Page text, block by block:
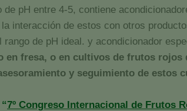
pH entre 4-5, contiene
interacción de estos con otros
de pH ideal. y acondicionador
fresa, o en cultivos de frutos
y seguimiento de estos
“7º Congreso Internacional de Frutos